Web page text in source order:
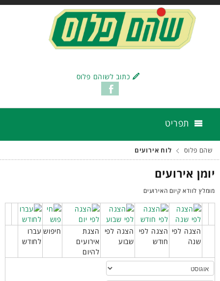
כתוב לשוהם פלוס
תפריט
שהם פלוס לוח אירועים
יומן אירועים
מומלץ לוודא קיום האירועים
הצגה לפי
שנה
הצגה לפי
חודש
הצגה לפי
שבוע
הצגת
אירועים
להיום
חיפוש עברו
לחודש